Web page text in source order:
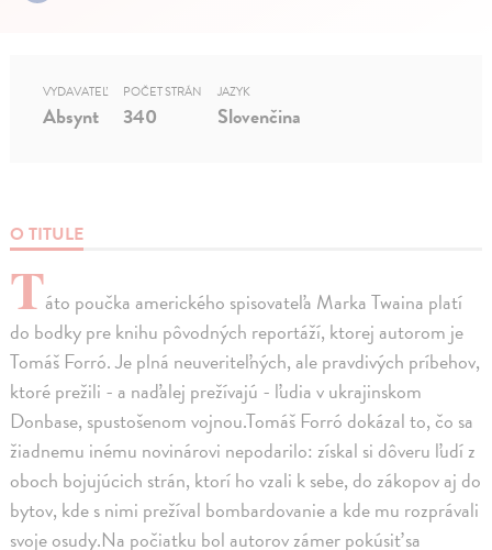
O TITULE
Táto poučka amerického spisovateľa Marka Twaina platí
do bodky pre knihu pôvodných reportáží, ktorej autorom je
Tomáš Forró. Je plná neuveriteľných, ale pravdivých príbehov,
ktoré prežili - a naďalej prežívajú - ľudia v ukrajinskom
Donbase, spustošenom vojnou.Tomáš Forró dokázal to, čo sa
žiadnemu inému novinárovi nepodarilo: získal si dôveru ľudí z
oboch bojujúcich strán, ktorí ho vzali k sebe, do zákopov aj do
bytov, kde s nimi prežíval bombardovanie a kde mu rozprávali
svoje osudy.Na počiatku bol autorov zámer pokúsiť sa
VYDAVATEĽ
Absynt
POČET STRÁN
340
JAZYK
Slovenčina